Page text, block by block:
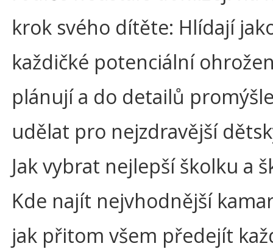
krok svého dítěte: Hlídají
každičké potenciální
plánují a do detailů
udělat pro nejzdravější
Jak vybrat nejlepší školku a
Kde najít nejvhodnější
jak přitom všem předejít